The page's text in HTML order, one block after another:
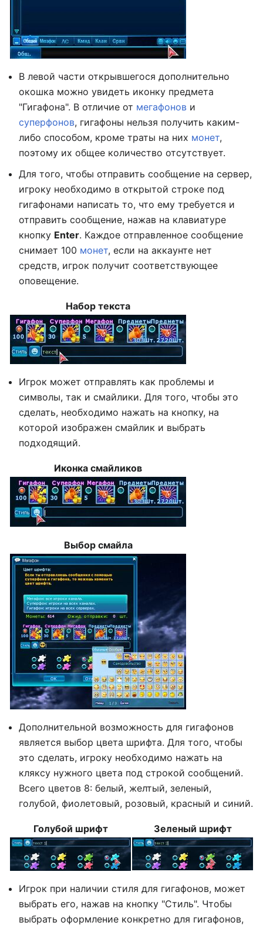
В левой части открывшегося дополнительно
окошка можно увидеть иконку предмета
"Гигафона". В отличие от мегафонов и
суперфонов, гигафоны нельзя получить каким-
либо способом, кроме траты на них монет,
поэтому их общее количество отсутствует.
Для того, чтобы отправить сообщение на сервер,
игроку необходимо в открытой строке под
гигафонами написать то, что ему требуется и
отправить сообщение, нажав на клавиатуре
кнопку Enter. Каждое отправленное сообщение
снимает 100 монет, если на аккаунте нет
средств, игрок получит соответствующее
оповещение.
Набор текста
Игрок может отправлять как проблемы и
символы, так и смайлики. Для того, чтобы это
сделать, необходимо нажать на кнопку, на
которой изображен смайлик и выбрать
подходящий.
Иконка смайликов
Выбор смайла
Дополнительной возможность для гигафонов
является выбор цвета шрифта. Для того, чтобы
это сделать, игроку необходимо нажать на
кляксу нужного цвета под строкой сообщений.
Всего цветов 8: белый, желтый, зеленый,
голубой, фиолетовый, розовый, красный и синий.
Голубой шрифт Зеленый шрифт
Игрок при наличии стиля для гигафонов, может
выбрать его, нажав на кнопку "Стиль". Чтобы
выбрать оформление конкретно для гигафонов,